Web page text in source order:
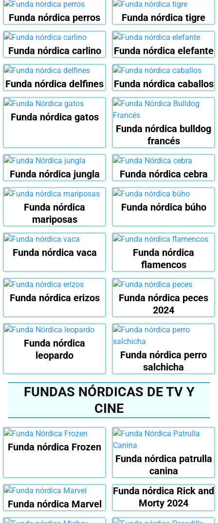
Funda nórdica perros Funda nórdica tigre
Funda nórdica carlino Funda nórdica elefante
Funda nórdica delfines Funda nórdica caballos
Funda nórdica gatos
Funda nórdica bulldog
francés
Funda nórdica jungla Funda nórdica cebra
Funda nórdica
mariposas
Funda nórdica búho
Funda nórdica vaca
Funda nórdica
flamencos
Funda nórdica erizos
Funda nórdica peces
2024
Funda nórdica
leopardo
Funda nórdica perro
salchicha
FUNDAS NÓRDICAS DE TV Y
CINE
Funda nórdica Frozen
Funda nórdica patrulla
canina
Funda nórdica Marvel
Funda nórdica Rick and
Morty 2024